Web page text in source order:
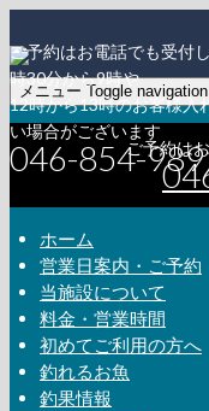
ご予約はお電話でも受付
時30分から9時や
12時から13時のお客様入
い場合がございます
046-854-
メニュー Toggle navigation
ご予約は
ホーム
営業日案内・ご予約
当施設について
料金・営業時間
初めてご利用の方へ
釣れるお魚
釣果情報